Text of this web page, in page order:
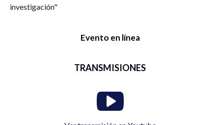
investigación"
Evento en línea
TRANSMISIONES